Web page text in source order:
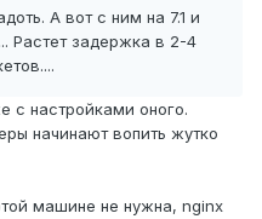
А вот с ним на 7.1 и
Растет задержка в 2-4
с настройками оного.
начинают вопить жутко
машине не нужна, nginx